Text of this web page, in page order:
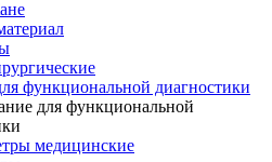
функциональной диагностики
для функциональной
медицинские